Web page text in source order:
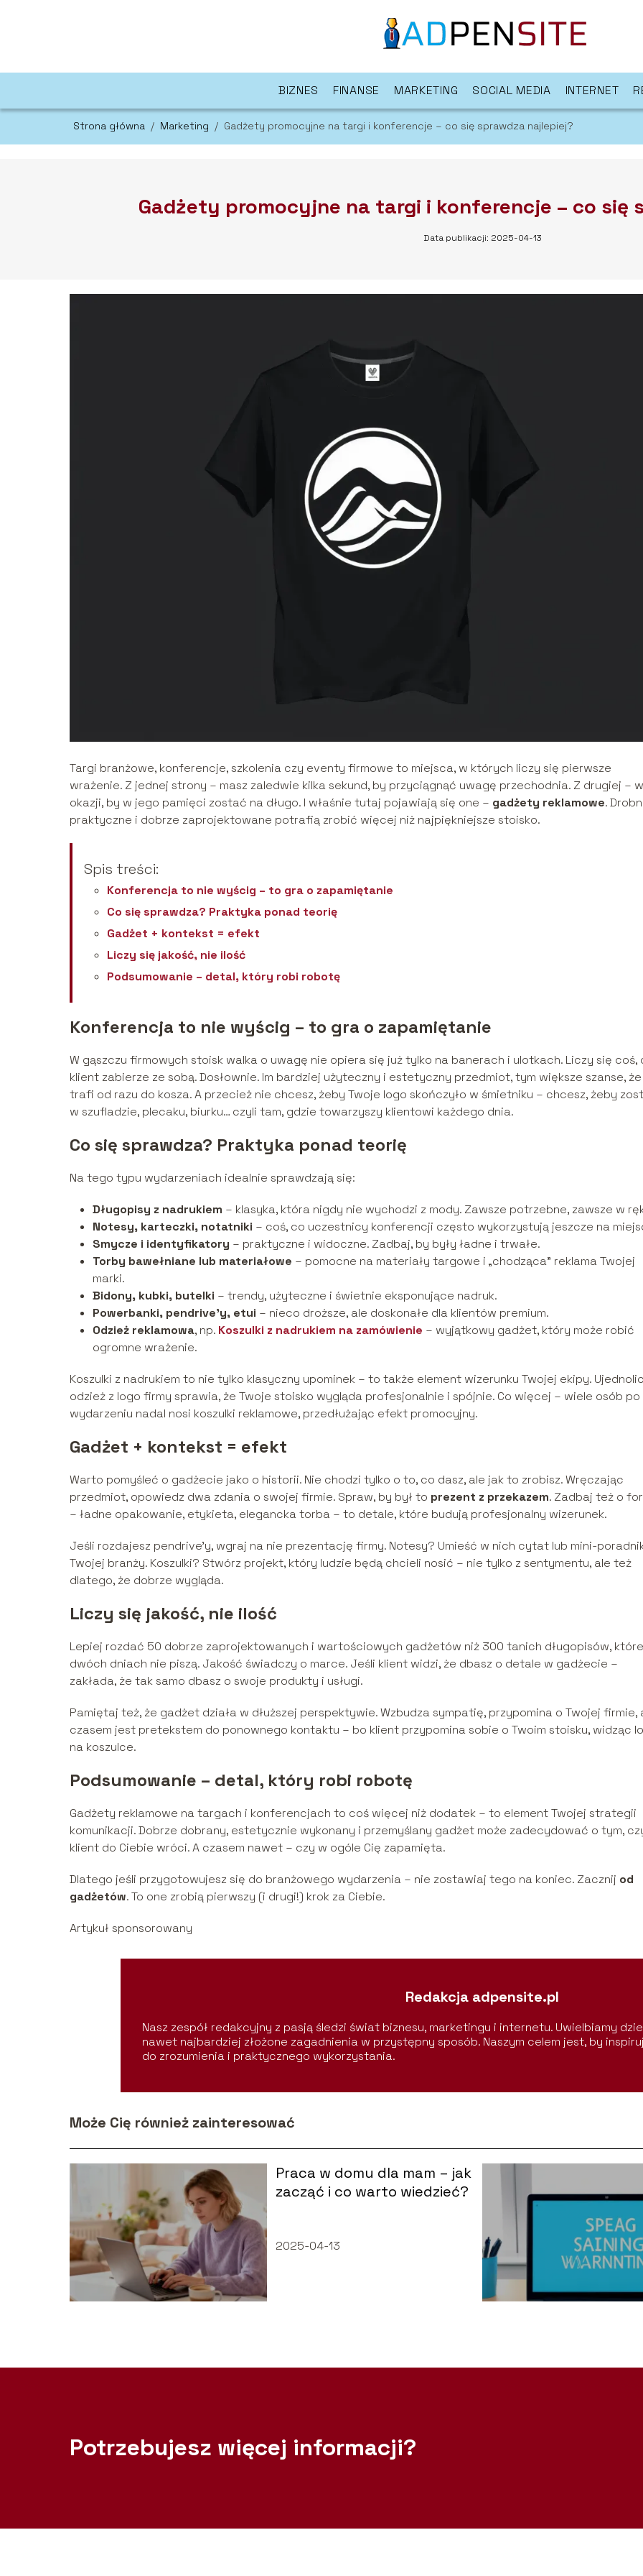
BIZNES FINANSE MARKETING SOCIAL MEDIA INTERNET
Strona główna / Marketing / Gadżety promocyjne na targi i konferencje – co się sprawdza najlepiej?
Gadżety promocyjne na targi i konferencje – co się
Data publikacji: 2025-04-13
Targi branżowe, konferencje, szkolenia czy eventy firmowe to miejsca, w których liczy się pierwsze
wrażenie. Z jednej strony – masz zaledwie kilka sekund, by przyciągnąć uwagę przechodnia. Z drugiej –
okazji, by w jego pamięci zostać na długo. I właśnie tutaj pojawiają się one – gadżety reklamowe.
praktyczne i dobrze zaprojektowane potrafią zrobić więcej niż najpiękniejsze stoisko.
Spis treści:
Konferencja to nie wyścig – to gra o zapamiętanie
Co się sprawdza? Praktyka ponad teorię
Gadżet + kontekst = efekt
Liczy się jakość, nie ilość
Podsumowanie – detal, który robi robotę
Konferencja to nie wyścig – to gra o zapamiętanie
W gąszczu firmowych stoisk walka o uwagę nie opiera się już tylko na banerach i ulotkach. Liczy się coś,
klient zabierze ze sobą. Dosłownie. Im bardziej użyteczny i estetyczny przedmiot, tym większe szanse,
trafi od razu do kosza. A przecież nie chcesz, żeby Twoje logo skończyło w śmietniku – chcesz, żeby
w szufladzie, plecaku, biurku… czyli tam, gdzie towarzyszy klientowi każdego dnia.
Co się sprawdza? Praktyka ponad teorię
Na tego typu wydarzeniach idealnie sprawdzają się:
Długopisy z nadrukiem – klasyka, która nigdy nie wychodzi z mody. Zawsze potrzebne, zawsze w
Notesy, karteczki, notatniki – coś, co uczestnicy konferencji często wykorzystują jeszcze na
Smycze i identyfikatory – praktyczne i widoczne. Zadbaj, by były ładne i trwałe.
Torby bawełniane lub materiałowe – pomocne na materiały targowe i „chodząca” reklama Twojej
marki.
Bidony, kubki, butelki – trendy, użyteczne i świetnie eksponujące nadruk.
Powerbanki, pendrive’y, etui – nieco droższe, ale doskonałe dla klientów premium.
Odzież reklamowa, np. Koszulki z nadrukiem na zamówienie – wyjątkowy gadżet, który może robić
ogromne wrażenie.
Koszulki z nadrukiem to nie tylko klasyczny upominek – to także element wizerunku Twojej ekipy.
odzież z logo firmy sprawia, że Twoje stoisko wygląda profesjonalnie i spójnie. Co więcej – wiele osób po
wydarzeniu nadal nosi koszulki reklamowe, przedłużając efekt promocyjny.
Gadżet + kontekst = efekt
Warto pomyśleć o gadżecie jako o historii. Nie chodzi tylko o to, co dasz, ale jak to zrobisz. Wręczając
przedmiot, opowiedz dwa zdania o swojej firmie. Spraw, by był to prezent z przekazem. Zadbaj też o
– ładne opakowanie, etykieta, elegancka torba – to detale, które budują profesjonalny wizerunek.
Jeśli rozdajesz pendrive’y, wgraj na nie prezentację firmy. Notesy? Umieść w nich cytat lub mini-
Twojej branży. Koszulki? Stwórz projekt, który ludzie będą chcieli nosić – nie tylko z sentymentu, ale też
dlatego, że dobrze wygląda.
Liczy się jakość, nie ilość
Lepiej rozdać 50 dobrze zaprojektowanych i wartościowych gadżetów niż 300 tanich długopisów,
dwóch dniach nie piszą. Jakość świadczy o marce. Jeśli klient widzi, że dbasz o detale w gadżecie –
zakłada, że tak samo dbasz o swoje produkty i usługi.
Pamiętaj też, że gadżet działa w dłuższej perspektywie. Wzbudza sympatię, przypomina o Twojej firmie,
czasem jest pretekstem do ponownego kontaktu – bo klient przypomina sobie o Twoim stoisku, widząc
na koszulce.
Podsumowanie – detal, który robi robotę
Gadżety reklamowe na targach i konferencjach to coś więcej niż dodatek – to element Twojej strategii
komunikacji. Dobrze dobrany, estetycznie wykonany i przemyślany gadżet może zadecydować o tym,
klient do Ciebie wróci. A czasem nawet – czy w ogóle Cię zapamięta.
Dlatego jeśli przygotowujesz się do branżowego wydarzenia – nie zostawiaj tego na koniec. Zacznij od
gadżetów. To one zrobią pierwszy (i drugi!) krok za Ciebie.
Artykuł sponsorowany
Redakcja adpensite.pl
Nasz zespół redakcyjny z pasją śledzi świat biznesu, marketingu i internetu. Uwielbiamy
nawet najbardziej złożone zagadnienia w przystępny sposób. Naszym celem jest, by
do zrozumienia i praktycznego wykorzystania.
Może Cię również zainteresować
Praca w domu dla mam – jak
zacząć i co warto wiedzieć?
2025-04-13
Potrzebujesz więcej informacji?